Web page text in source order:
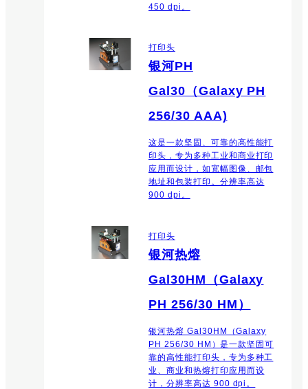
450 dpi。
打印头
银河PH
Gal30（Galaxy PH
256/30 AAA)
这是一款坚固、可靠的高性能打
印头，专为多种工业和商业打印
应用而设计，如宽幅图像、邮包
地址和包装打印。分辨率高达
900 dpi。
打印头
银河热熔
Gal30HM（Galaxy
PH 256/30 HM）
银河热熔 Gal30HM（Galaxy
PH 256/30 HM）是一款坚固可
靠的高性能打印头，专为多种工
业、商业和热熔打印应用而设
计，分辨率高达 900 dpi。